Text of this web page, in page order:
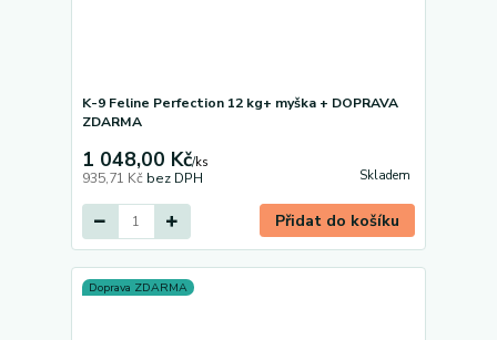
K-9 Feline Perfection 12 kg+ myška + DOPRAVA
ZDARMA
1 048,00 Kč/ks
935,71 Kč bez DPH Skladem
Přidat do košíku
Doprava ZDARMA